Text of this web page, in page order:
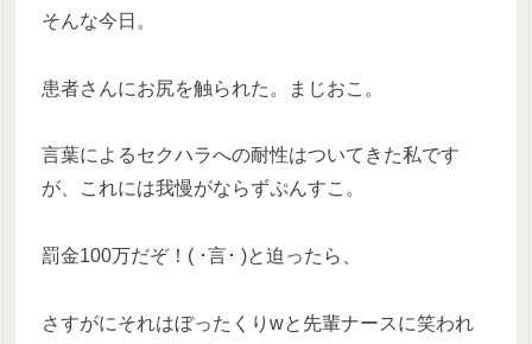
そんな今日。
患者さんにお尻を触られた。まじおこ。
言葉によるセクハラへの耐性はついてきた私です
が、これには我慢がならずぷんすこ。
罰金100万だぞ！( ･言･ )と迫ったら、
さすがにそれはぼったくりwと先輩ナースに笑われ